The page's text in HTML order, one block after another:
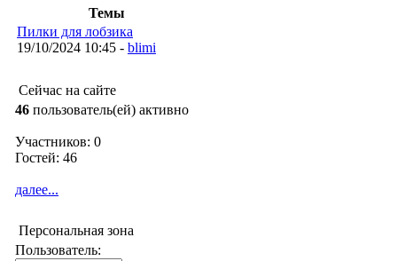
Темы
Пилки для лобзика
19/10/2024 10:45 - blimi
Сейчас на сайте
46 пользователь(ей) активно
Участников: 0
Гостей: 46
далее...
Персональная зона
Пользователь: